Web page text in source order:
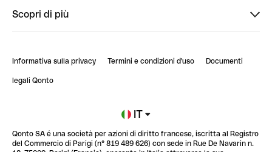
PowerUp
StrongHer Mentorship | Notion: come organizzare...
Scopri di più
Blog
Glossario finanziario
Informativa sulla privacy Termini e condizioni d'uso Documenti
legali Qonto
IT
Qonto SA é una società per azioni di diritto francese, iscritta al Registro
del Commercio di Parigi (n° 819 489 626) con sede in Rue De Navarin n.